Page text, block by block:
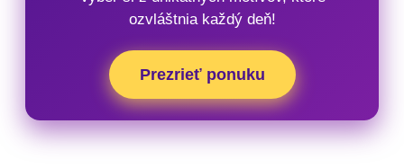
ozvláštnia každý deň!
Prezrieť ponuku